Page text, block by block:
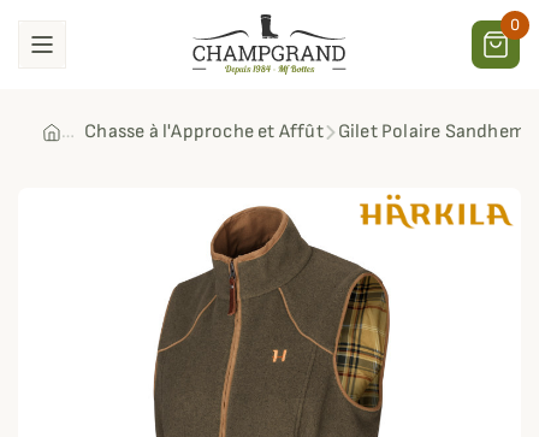
0
Chasse à l'Approche et Affût Gilet Polaire Sandhem